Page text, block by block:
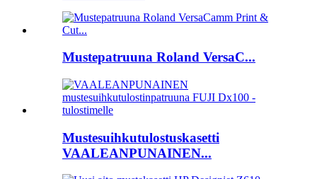
Mustepatruuna Roland VersaC...
Mustesuihkutulostuskasetti
VAALEANPUNAINEN...